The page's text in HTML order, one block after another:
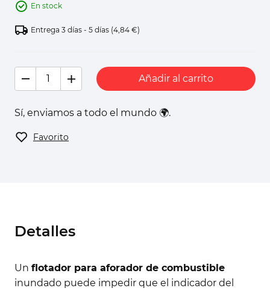
En stock
Entrega 3 días - 5 días (4,84 €)
Añadir al carrito
Sí, enviamos a todo el mundo 🌍.
Favorito
Detalles
Un flotador para aforador de combustible
inundado puede impedir que el indicador del